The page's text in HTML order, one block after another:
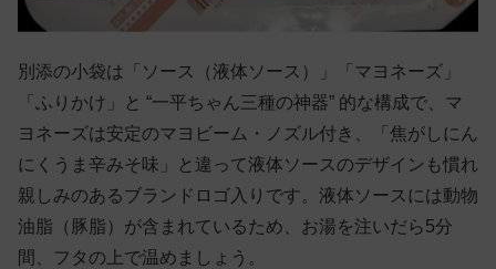
別添の小袋は「ソース（液体ソース）」「マヨネーズ」
「ふりかけ」と “一平ちゃん三種の神器” 的な構成で、マ
ヨネーズは安定のマヨビーム・ノズル付き、「焦がしにん
にくうま辛みそ味」と違って液体ソースのデザインも慣れ
親しみのあるブランドロゴ入りです。液体ソースには動物
油脂（豚脂）が含まれているため、お湯を注いだら5分
間、フタの上で温めましょう。